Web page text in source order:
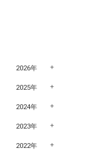
2026年
2025年
2024年
2023年
2022年